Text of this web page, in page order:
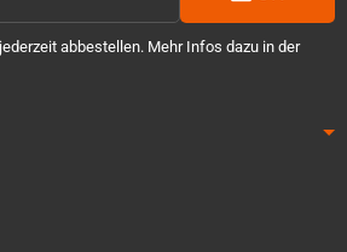
abbestellen. Mehr Infos dazu in der